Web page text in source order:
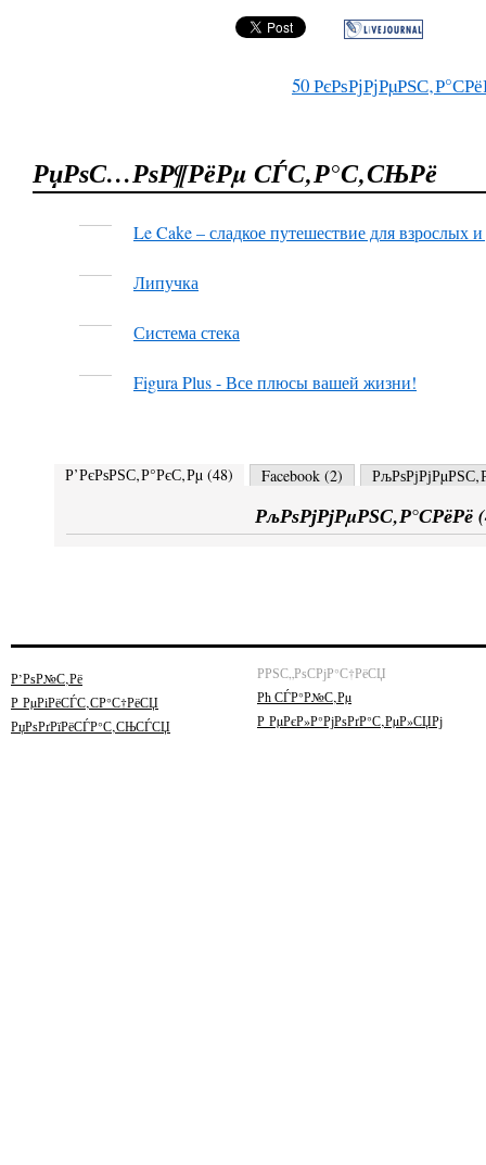
50
РџРѕС…РѕР¶РёРµ СЃС‚Р°С‚СЊРё
Le Cake – сладкое путешествие для взрослых и
Липучка
Система стека
Figura Plus - Все плюсы вашей жизни!
Р’РєРѕРЅС‚Р°РєС‚Рµ (48) Facebook (2)
РљРѕРјРјРµРЅС‚Р°СРёРё (
Р’РѕР№С‚Рё
Р РµРіРёСЃС‚СР°С†РёСЏ
РџРѕРґРїРёСЃР°С‚СЊСЃСЏ
РРЅС„РѕСРјР°С†РёСЏ
Рћ СЃР°Р№С‚Рµ
Р РµРєР»Р°РјРѕРґР°С‚РµР»СЏРј